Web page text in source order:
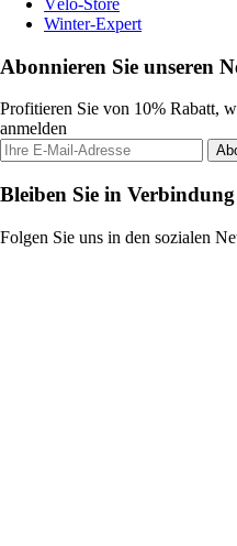
Vélo-Store
Winter-Expert
Abonnieren Sie unseren
Profitieren Sie von 10% Rabatt,
anmelden
Bleiben Sie in Verbindung
Folgen Sie uns in den sozialen